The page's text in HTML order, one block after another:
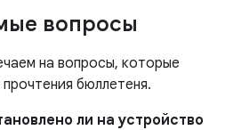
вопросы
на вопросы, которые
бюллетеня.
ли на устройство